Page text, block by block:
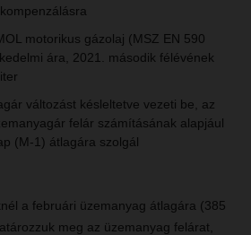
motorikus gázolaj (MSZ EN 590
ára, 2021. második félévének
változást késleltetve vezeti be, az
felár számításának alapjául
(M-1) átlagára szolgál
a februári üzemanyag átlagára (385
meg az üzemanyag felárat,